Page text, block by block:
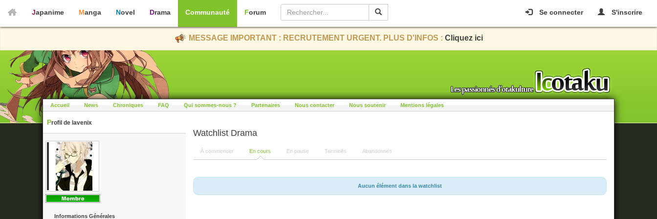
Se connecter S'inscrire
Japanime Manga Novel Drama Communauté Forum
MESSAGE IMPORTANT : RECRUTEMENT URGENT. PLUS D'INFOS : Cliquez ici
Accueil News Chroniques FAQ Qui sommes-nous ? Partenaires Nous contacter Nous soutenir Mentions légales
Profil de lavenix
Informations Générales
Watchlist Drama
À commencer En cours En pause Terminés Abandonnés
Aucun élément dans la watchlist